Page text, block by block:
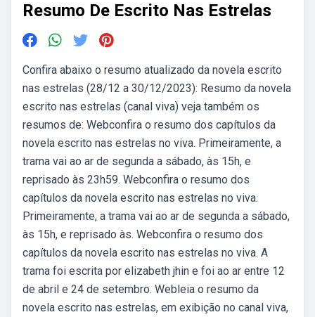
Resumo De Escrito Nas Estrelas
Confira abaixo o resumo atualizado da novela escrito
nas estrelas (28/12 a 30/12/2023): Resumo da novela
escrito nas estrelas (canal viva) veja também os
resumos de: Webconfira o resumo dos capítulos da
novela escrito nas estrelas no viva. Primeiramente, a
trama vai ao ar de segunda a sábado, às 15h, e
reprisado às 23h59. Webconfira o resumo dos
capítulos da novela escrito nas estrelas no viva.
Primeiramente, a trama vai ao ar de segunda a sábado,
às 15h, e reprisado às. Webconfira o resumo dos
capítulos da novela escrito nas estrelas no viva. A
trama foi escrita por elizabeth jhin e foi ao ar entre 12
de abril e 24 de setembro. Webleia o resumo da
novela escrito nas estrelas, em exibição no canal viva,